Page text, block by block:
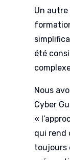
Un
été
Nous
Cyber
«
qui rend
toujours